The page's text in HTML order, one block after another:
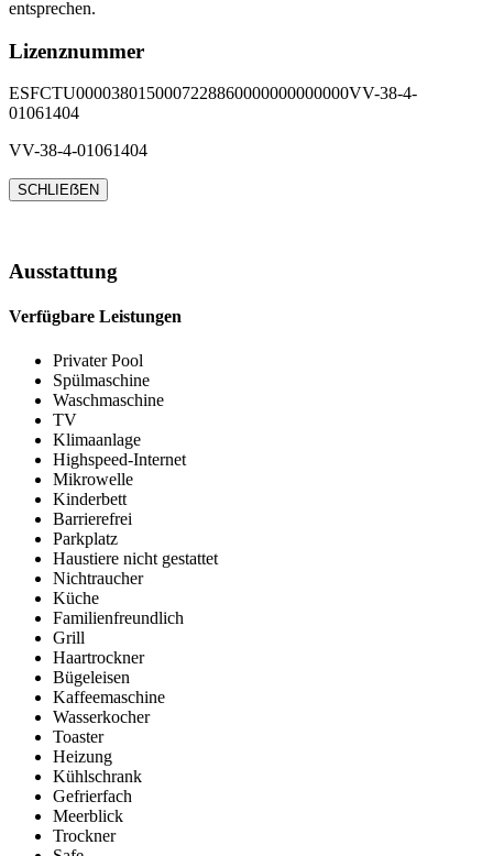
entsprechen.
Lizenznummer
ESFCTU0000380150007228860000000000000VV-38-4-
01061404
VV-38-4-01061404
SCHLIEẞEN
Ausstattung
Verfügbare Leistungen
Privater Pool
Spülmaschine
Waschmaschine
TV
Klimaanlage
Highspeed-Internet
Mikrowelle
Kinderbett
Barrierefrei
Parkplatz
Haustiere nicht gestattet
Nichtraucher
Küche
Familienfreundlich
Grill
Haartrockner
Bügeleisen
Kaffeemaschine
Wasserkocher
Toaster
Heizung
Kühlschrank
Gefrierfach
Meerblick
Trockner